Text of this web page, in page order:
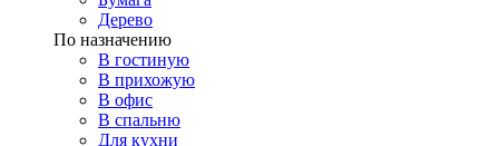
Дерево
По назначению
В гостиную
В прихожую
В офис
В спальню
Для кухни